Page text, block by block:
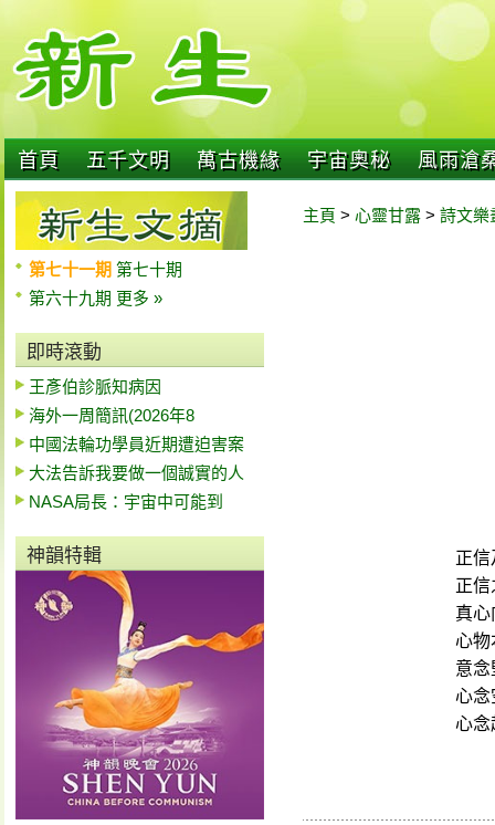
首頁 五千文明 萬古機緣 宇宙奧秘 風雨滄
第七十一期 第七十期
第六十九期 更多 »
即時滾動
王彥伯診脈知病因
海外一周簡訊(2026年8
中國法輪功學員近期遭迫害案
大法告訴我要做一個誠實的人
NASA局長：宇宙中可能到
神韻特輯
主頁 > 心靈甘露 > 詩文樂
正
正
真
心物
意
心念
心念